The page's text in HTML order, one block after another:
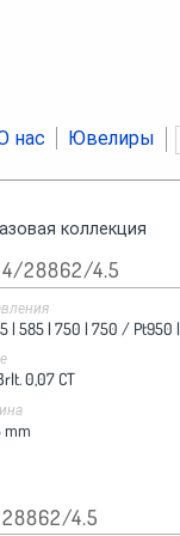
нас Ювелиры
коллекция
4/28862/4.5
| 585 | 750 | 750 / Pt950 |
0,07 CT
mm
28862/4.5